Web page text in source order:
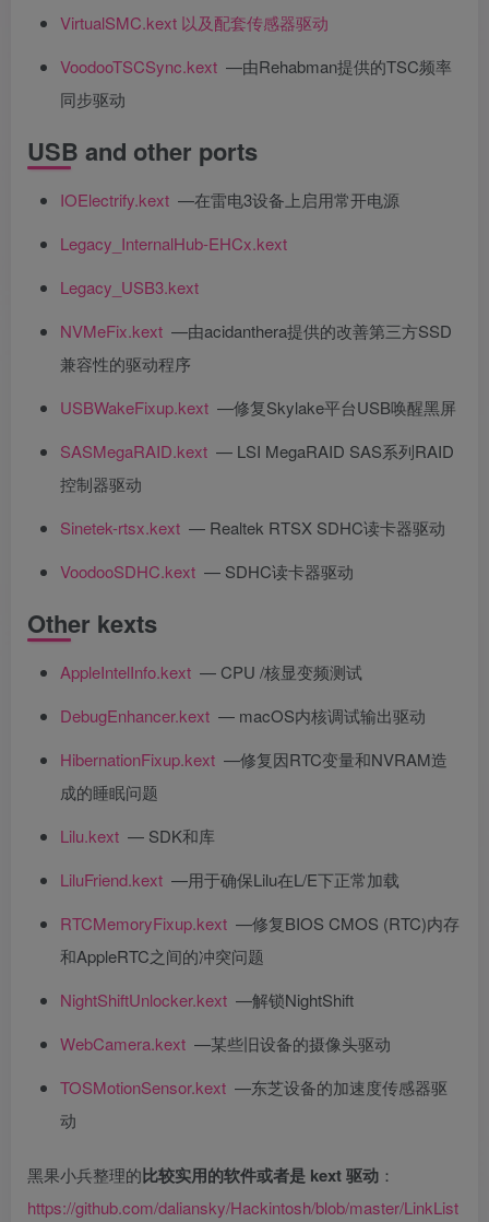
VirtualSMC.kext 以及配套传感器驱动
VoodooTSCSync.kext —由Rehabman提供的TSC频率
同步驱动
USB and other ports
IOElectrify.kext —在雷电3设备上启用常开电源
Legacy_InternalHub-EHCx.kext
Legacy_USB3.kext
NVMeFix.kext —由acidanthera提供的改善第三方SSD
兼容性的驱动程序
USBWakeFixup.kext —修复Skylake平台USB唤醒黑屏
SASMegaRAID.kext — LSI MegaRAID SAS系列RAID
控制器驱动
Sinetek-rtsx.kext — Realtek RTSX SDHC读卡器驱动
VoodooSDHC.kext — SDHC读卡器驱动
Other kexts
AppleIntelInfo.kext — CPU /核显变频测试
DebugEnhancer.kext — macOS内核调试输出驱动
HibernationFixup.kext —修复因RTC变量和NVRAM造
成的睡眠问题
Lilu.kext — SDK和库
LiluFriend.kext —用于确保Lilu在L/E下正常加载
RTCMemoryFixup.kext —修复BIOS CMOS (RTC)内存
和AppleRTC之间的冲突问题
NightShiftUnlocker.kext —解锁NightShift
WebCamera.kext —某些旧设备的摄像头驱动
TOSMotionSensor.kext —东芝设备的加速度传感器驱
动
黑果小兵整理的比较实用的软件或者是 kext 驱动 ：
https://github.com/daliansky/Hackintosh/blob/master/LinkList